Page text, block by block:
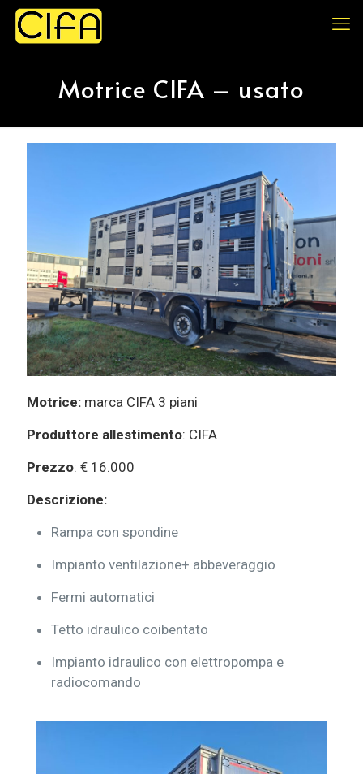
Motrice CIFA – usato
Motrice: marca CIFA 3 piani
Produttore allestimento: CIFA
Prezzo: € 16.000
Descrizione:
Rampa con spondine
Impianto ventilazione+ abbeveraggio
Fermi automatici
Tetto idraulico coibentato
Impianto idraulico con elettropompa e
radiocomando